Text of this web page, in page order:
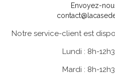
Envoyez-
Notre service-client est
Lundi : 8h-
Mardi : 8h-